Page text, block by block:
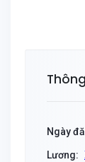
Ngày
Lương: